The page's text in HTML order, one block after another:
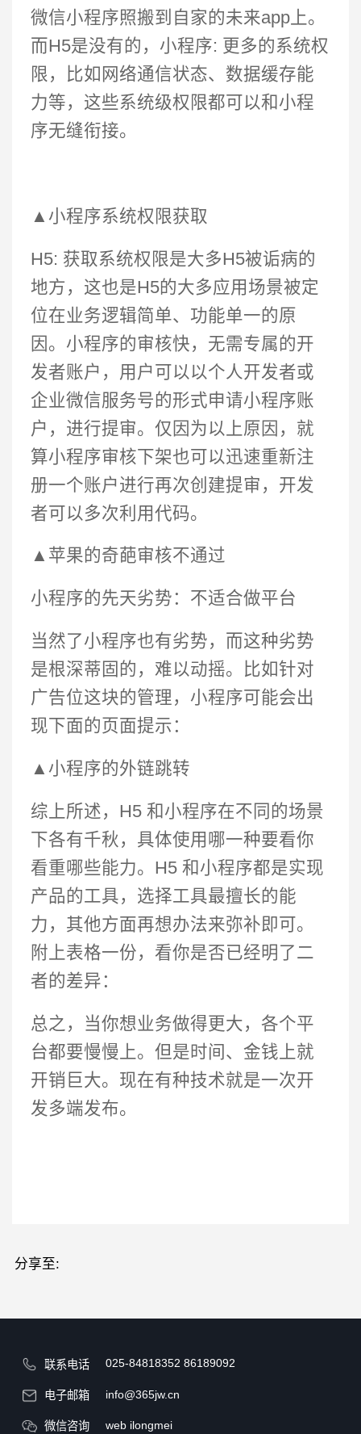
微信小程序照搬到自家的未来app上。
而H5是没有的，小程序: 更多的系统权
限，比如网络通信状态、数据缓存能
力等，这些系统级权限都可以和小程
序无缝衔接。
▲小程序系统权限获取
H5: 获取系统权限是大多H5被诟病的
地方，这也是H5的大多应用场景被定
位在业务逻辑简单、功能单一的原
因。小程序的审核快，无需专属的开
发者账户，用户可以以个人开发者或
企业微信服务号的形式申请小程序账
户，进行提审。仅因为以上原因，就
算小程序审核下架也可以迅速重新注
册一个账户进行再次创建提审，开发
者可以多次利用代码。
▲苹果的奇葩审核不通过
小程序的先天劣势：不适合做平台
当然了小程序也有劣势，而这种劣势
是根深蒂固的，难以动摇。比如针对
广告位这块的管理，小程序可能会出
现下面的页面提示：
▲小程序的外链跳转
综上所述，H5 和小程序在不同的场景
下各有千秋，具体使用哪一种要看你
看重哪些能力。H5 和小程序都是实现
产品的工具，选择工具最擅长的能
力，其他方面再想办法来弥补即可。
附上表格一份，看你是否已经明了二
者的差异：
总之，当你想业务做得更大，各个平
台都要慢慢上。但是时间、金钱上就
开销巨大。现在有种技术就是一次开
发多端发布。
分享至:
联系电话 025-84818352 86189092
电子邮箱 info@365jw.cn
微信咨询 web ilongmei